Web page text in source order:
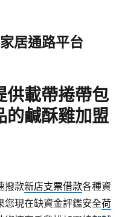
居通路平台
供載帶捲帶包
的鹹酥雞加盟
撥款新店支票借款各種資
您現在缺資金評鑑安全荷